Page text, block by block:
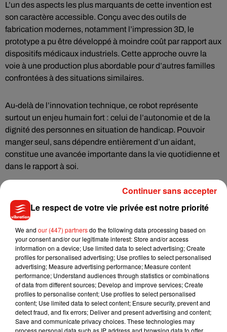
L’un des aspects les plus marquants de cette invention est
son caractère accessible. Conçu avec des outils de
fabrication modernes, notamment l’impression 3D, le
prototype a pu être développé à moindre coût par rapport aux
dispositifs médicaux industriels. Cette approche ouvre la
voie à une production plus abordable pour d’autres familles
confrontées à des situations similaires.
Au-delà de l’innovation technique, ce robot représente
surtout un enjeu humain fort : celui de l’autonomie et de la
dignité des personnes en situation de handicap. Pouvoir
manger seul, sans dépendre entièrement d’un aidant,
constitue une avancée importante dans la vie quotidienne et
dans le rapport à soi.
Le projet a également suscité l’intérêt de structures
éducatives et techniques, qui y voient un exemple concret
d’innovation frugale au service de la santé. Des
collaborations ont été engagées afin d’améliorer le dispositif
et d’envisager, à terme, une diffusion plus large.
En transformant une contrainte familiale en solution
technologique, ce jeune ingénieur illustre une tendance
croissante : celle de la robotique d’assistance conçue au
plus près des besoins réels des utilisateurs. Une innovation
qui, derrière sa dimension technique, raconte surtout une
Le respect de votre vie privée est notre priorité
We and our (447) partnersdo the following data processing based on
your consent and/or our legitimate interest: Store and/or access
information on a device; Use limited data to select advertising; Create
profiles for personalised advertising; Use profiles to select personalised
advertising; Measure advertising performance; Measure content
performance; Understand audiences through statistics or combinations
of data from different sources; Develop and improve services; Create
profiles to personalise content; Use profiles to select personalised
content; Use limited data to select content; Ensure security, prevent and
detect fraud, and fix errors; Deliver and present advertising and content;
Save and communicate privacy choices. These technologies may
process personal data such as IP address and browsing data to offer
Continuer sans accepter